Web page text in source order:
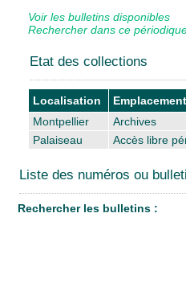
Voir les bulletins disponibles
Rechercher dans ce
Etat des collections
Localisation Emplacement
Montpellier
Archives
Palaiseau
Accès libre
Liste des numéros ou
Rechercher les bulletins :